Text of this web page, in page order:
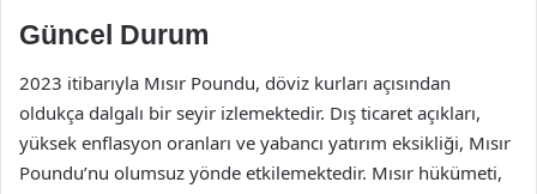
Güncel Durum
2023 itibarıyla Mısır Poundu, döviz kurları açısından
oldukça dalgalı bir seyir izlemektedir. Dış ticaret açıkları,
yüksek enflasyon oranları ve yabancı yatırım eksikliği, Mısır
Poundu’nu olumsuz yönde etkilemektedir. Mısır hükümeti,